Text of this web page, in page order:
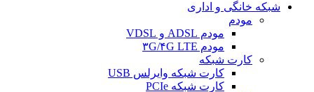
شبکه خانگی و اداری
مودم
مودم ADSL و VDSL
مودم ۳G/۴G LTE
کارت شبکه
کارت شبکه وایرلس USB
کارت شبکه PCIe